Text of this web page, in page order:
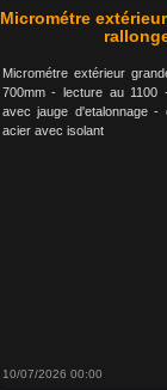
Micrométre
Micrométre extérieur
700mm - lecture au
avec jauge d'etalonnage
acier avec isolant
10/07/2026 00:00